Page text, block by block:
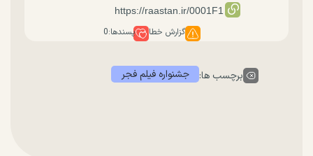
گزارش خطا پسندها:0
برچسب ها: جشنواره فیلم فجر